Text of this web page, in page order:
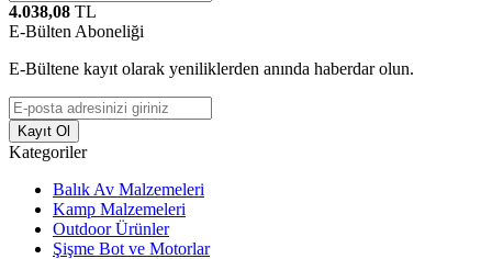
4.038,08 TL
E-Bülten Aboneliği
E-Bültene kayıt olarak yeniliklerden anında haberdar olun.
Kayıt Ol
Kategoriler
Balık Av Malzemeleri
Kamp Malzemeleri
Outdoor Ürünler
Şişme Bot ve Motorlar